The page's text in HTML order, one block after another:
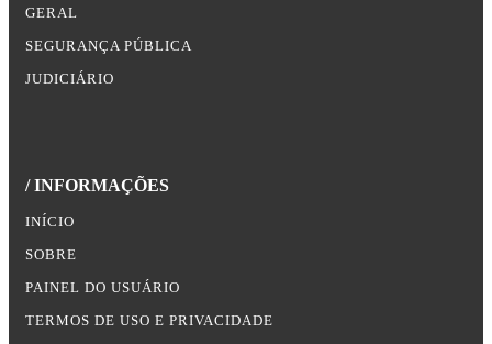
GERAL
SEGURANÇA PÚBLICA
JUDICIÁRIO
/ INFORMAÇÕES
INÍCIO
SOBRE
PAINEL DO USUÁRIO
TERMOS DE USO E PRIVACIDADE